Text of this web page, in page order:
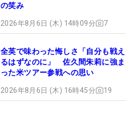
の笑み
2026年8月6日 (木) 14時09分 7
全英で味わった悔しさ「自分も戦え
るはずなのに」 佐久間朱莉に強ま
った米ツアー参戦への思い
2026年8月6日 (木) 16時45分 19